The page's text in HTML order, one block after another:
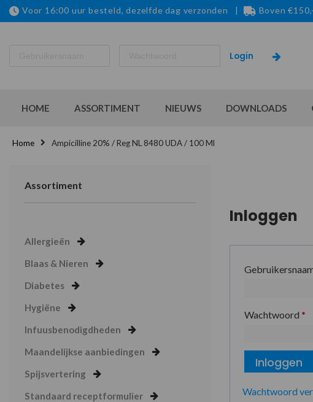
Voor 16:00 uur besteld, dezelfde dag verzonden | Boven
HOME ASSORTIMENT NIEUWS DOWNLOADS
Home Ampicilline 20% / Reg NL 8480 UDA / 100 Ml
Assortiment
Allergieën
Blaas & Nieren
Diabetes
Hygiëne
Infuusbenodigdheden
Maandelijkse aanbiedingen
Spijsvertering
Standaard receptformulier
Inloggen
Wachtwoord *
Inloggen
Wachtwoord